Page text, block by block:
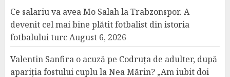
Ce salariu va avea Mo Salah la Trabzonspor. A
devenit cel mai bine plătit fotbalist din istoria
fotbalului turcAugust 6, 2026
Valentin Sanfira o acuză pe Codruța de adulter, după
apariția fostului cuplu la Nea Mărin? „Am iubit doi